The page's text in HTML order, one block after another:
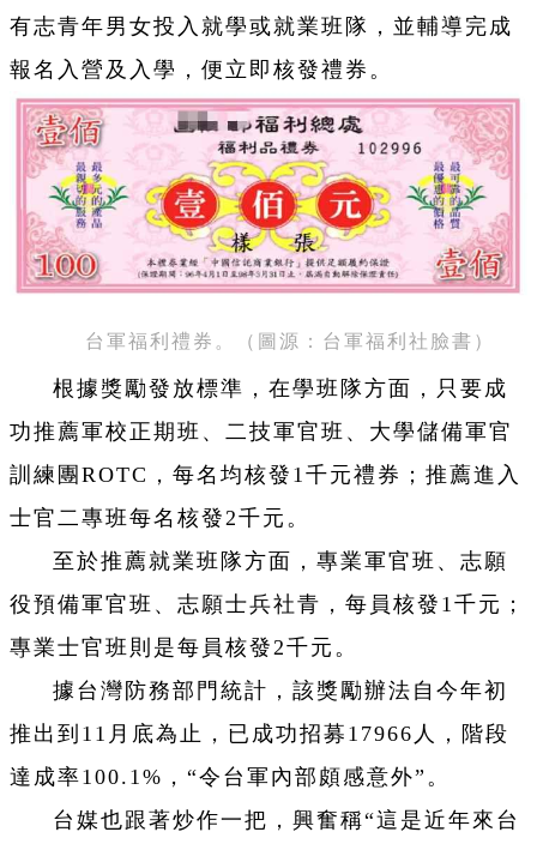
有志青年男女投入就學或就業班隊，並輔導完成
報名入營及入學，便立即核發禮券。
台軍福利禮券。（圖源：台軍福利社臉書）
根據獎勵發放標準，在學班隊方面，只要成
功推薦軍校正期班、二技軍官班、大學儲備軍官
訓練團ROTC，每名均核發1千元禮券；推薦進入
士官二專班每名核發2千元。
至於推薦就業班隊方面，專業軍官班、志願
役預備軍官班、志願士兵社青，每員核發1千元；
專業士官班則是每員核發2千元。
據台灣防務部門統計，該獎勵辦法自今年初
推出到11月底為止，已成功招募17966人，階段
達成率100.1%，“令台軍內部頗感意外”。
台媒也跟著炒作一把，興奮稱“這是近年來台